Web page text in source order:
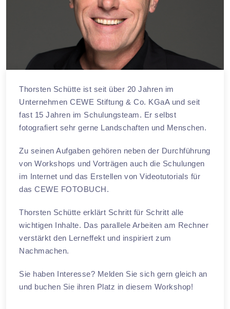
Thorsten Schütte ist seit über 20 Jahren im
Unternehmen CEWE Stiftung & Co. KGaA und seit
fast 15 Jahren im Schulungsteam. Er selbst
fotografiert sehr gerne Landschaften und Menschen.
Zu seinen Aufgaben gehören neben der Durchführung
von Workshops und Vorträgen auch die Schulungen
im Internet und das Erstellen von Videotutorials für
das CEWE FOTOBUCH.
Thorsten Schütte erklärt Schritt für Schritt alle
wichtigen Inhalte. Das parallele Arbeiten am Rechner
verstärkt den Lerneffekt und inspiriert zum
Nachmachen.
Sie haben Interesse? Melden Sie sich gern gleich an
und buchen Sie ihren Platz in diesem Workshop!